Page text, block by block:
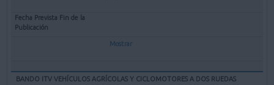
Mostrar
BANDO ITV VEHÍCULOS AGRÍCOLAS Y CICLOMOTORES A DOS RUEDAS